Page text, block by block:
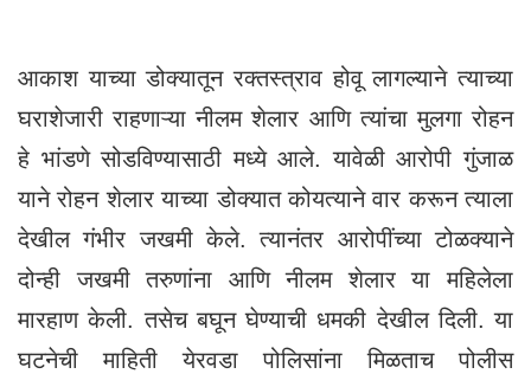
आकाश याच्या डोक्यातून रक्तस्त्राव होवू लागल्याने त्याच्या
घराशेजारी राहणाऱ्या नीलम शेलार आणि त्यांचा मुलगा रोहन
हे भांडणे सोडविण्यासाठी मध्ये आले. यावेळी आरोपी गुंजाळ
याने रोहन शेलार याच्या डोक्यात कोयत्याने वार करून त्याला
देखील गंभीर जखमी केले. त्यानंतर आरोपींच्या टोळक्याने
दोन्ही जखमी तरुणांना आणि नीलम शेलार या महिलेला
मारहाण केली. तसेच बघून घेण्याची धमकी देखील दिली. या
घटनेची माहिती येरवडा पोलिसांना मिळताच पोलीस